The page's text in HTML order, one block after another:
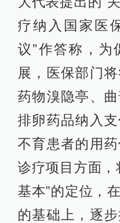
疗纳入国家医
议”作答称，为
展，医保部门
药物溴隐亭、
排卵药品纳入
不育患者的用
诊疗项目方面，
基本”的定位，
的基础上，逐